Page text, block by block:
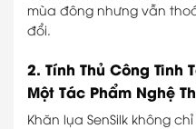
mùa đông nhưng vẫn
đổi.
2. Tính Thủ Công Tinh
Một Tác Phẩm Nghệ
Khăn lụa SenSilk không